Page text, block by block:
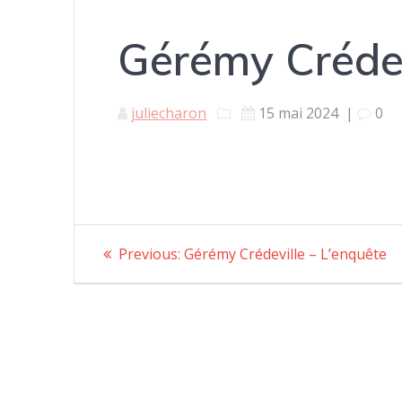
Gérémy
juliecharon 15 mai 2024| 0
Navigation
de
Previous: Previous
Gérémy Crédeville – L’enquête